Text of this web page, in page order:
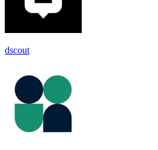
dscout